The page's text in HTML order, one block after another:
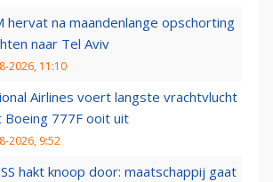
hervat na maandenlange opschorting
naar Tel Aviv
2026, 11:10
Airlines voert langste vrachtvlucht
Boeing 777F ooit uit
2026, 9:52
hakt knoop door: maatschappij gaat